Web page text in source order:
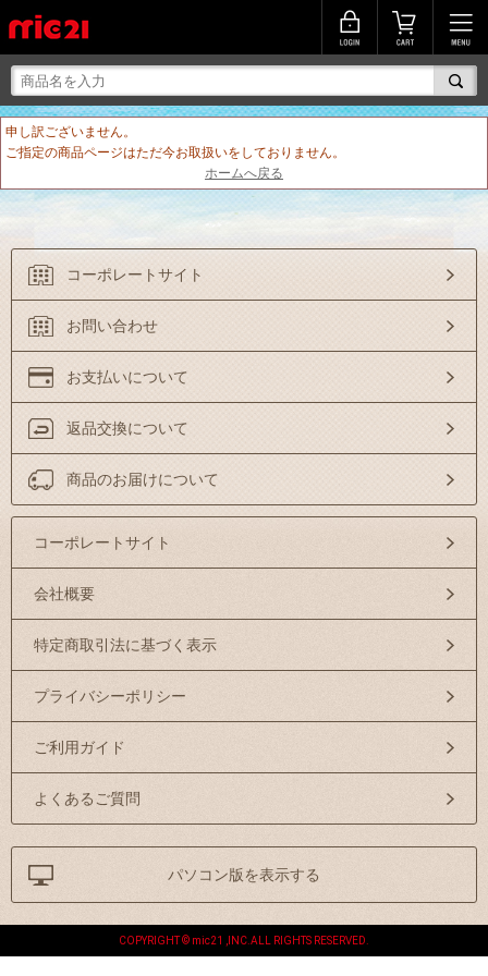
申し訳ございません。
ご指定の商品ページはただ今お取扱いをしておりません。
ホームへ戻る
コーポレートサイト
お問い合わせ
お支払いについて
返品交換について
商品のお届けについて
コーポレートサイト
会社概要
特定商取引法に基づく表示
プライバシーポリシー
ご利用ガイド
よくあるご質問
パソコン版を表示する
COPYRIGHT © mic21 ,INC.ALL RIGHTS RESERVED.